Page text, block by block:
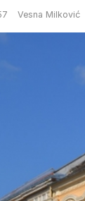
Vesna Milković